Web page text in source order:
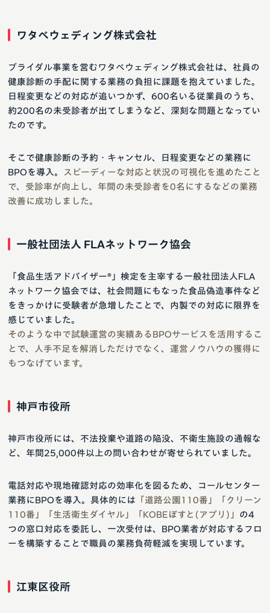
ワタベウェディング株式会社
ブライダル事業を営むワタベウェディング株式会社は、社員の
健康診断の手配に関する業務の負担に課題を抱えていました。
日程変更などの対応が追いつかず、600名いる従業員のうち、
約200名の未受診者が出てしまうなど、深刻な問題となってい
たのです。
そこで健康診断の予約・キャンセル、日程変更などの業務に
BPOを導入。
スピーディーな対応と状況の可視化を進めたこと
で、受診率が向上し、年間の未受診者を0名にするなどの業務
改善に成功しました。
一般社団法人 FLAネットワーク協会
「食品生活アドバイザー®︎」検定を主宰する一般社団法人FLA
ネットワーク協会では、社会問題にもなった食品偽造事件など
をきっかけに受験者が急増したことで、内製での対応に限界を
感じていました。
そのような中で試験運営の実績あるBPOサービスを活用するこ
とで、人手不足を解消しただけでなく、運営ノウハウの獲得に
もつなげています。
神戸市役所
神戸市役所には、不法投棄や道路の陥没、不衛生施設の通報な
ど、年間25,000件以上の問い合わせが寄せられていました。
電話対応や現地確認対応の効率化を図るため、コールセンター
業務にBPOを導入。具体的には 「道路公園110番」「クリーン
110番」「生活衛生ダイヤル」「KOBEぽすと(アプリ)」 の4
つの窓口対応を委託し、一次受付は、BPO業者が対応するフロ
ーを構築することで職員の業務負荷軽減を実現しています。
江東区役所